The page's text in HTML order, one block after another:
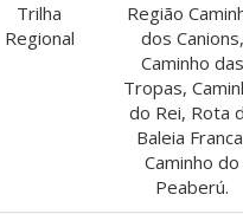
Trilha
Regional
Região
dos Canions,
Caminho das
Tropas,
do Rei, Rota
Baleia
Caminho do
Peaberú.